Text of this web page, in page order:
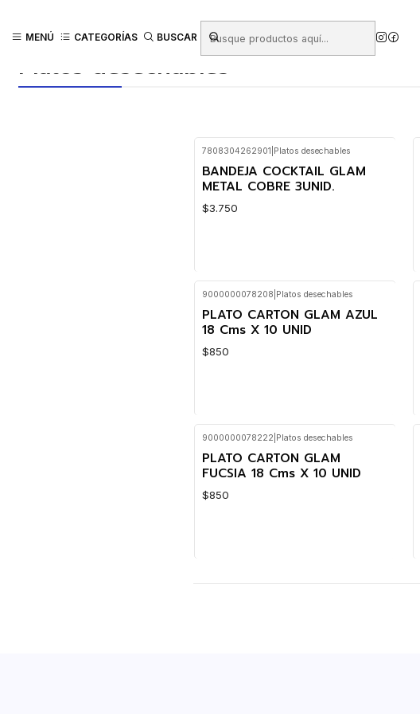
MENÚ CATEGORÍAS BUSCAR
Platos desechables
7808304262901 Platos desechables
BANDEJA COCKTAIL GLAM
METAL COBRE 3UNID.
$3.750
9000000078208 Platos desechables
PLATO CARTON GLAM AZUL
18 Cms X 10 UNID
$850
9000000078222 Platos desechables
PLATO CARTON GLAM
FUCSIA 18 Cms X 10 UNID
$850